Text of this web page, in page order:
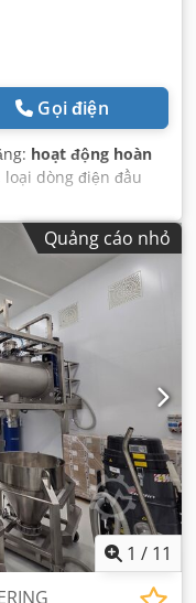
Gọi điện
hoạt động hoàn
loại dòng điện đầu
Quảng cáo nhỏ
1 / 11